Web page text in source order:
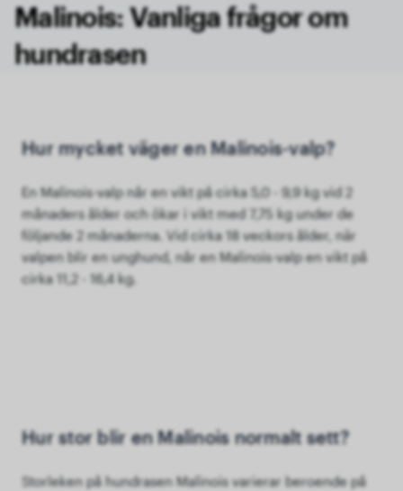
Malinois: Vanliga frågor om
hundrasen
Hur mycket väger en Malinois-valp?
En Malinois-valp når en vikt på cirka 5,0 - 9,9 kg vid 2
månaders ålder och ökar i vikt med 7,75 kg under de
följande 2 månaderna. Vid cirka 18 veckors ålder, när
valpen blir en unghund, når en Malinois-valp en vikt på
cirka 11,2 - 16,4 kg.
Hur stor blir en Malinois normalt sett?
Storleken på hundrasen Malinois varierar beroende på